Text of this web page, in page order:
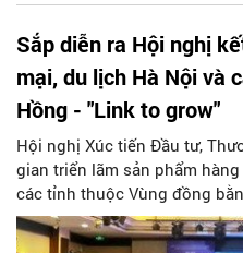
Sắp diễn ra Hội nghị
mại, du lịch Hà Nội và
Hồng - "Link to grow"
Hội nghị Xúc tiến Đầu tư,
gian triển lãm sản phẩm
các tỉnh thuộc Vùng đồng
Phát triển - "Link to grow" sẽ
tỉnh Quảng Ninh từ ngày 24